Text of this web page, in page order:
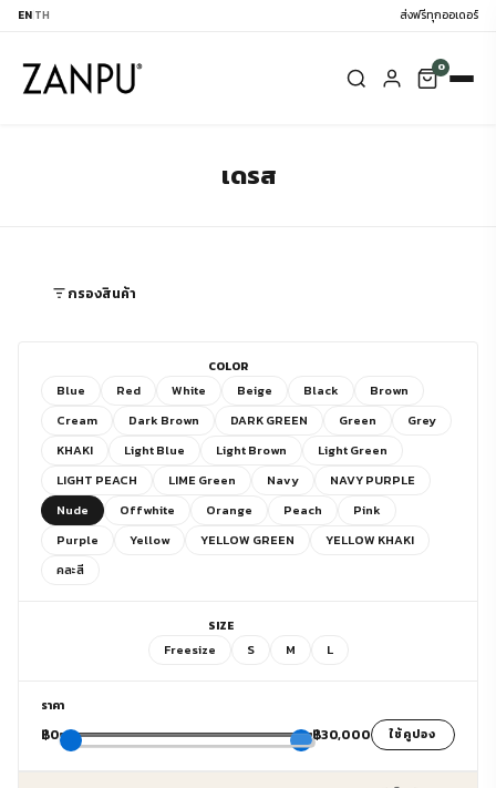
EN TH ส่งฟรีทุกออเดอร์
0
เดรส
กรองสินค้า
COLOR
Blue Red White Beige Black
Brown
Cream
Dark Brown DARK GREEN Green
Grey
KHAKI
Light Blue Light Brown
Light Green
LIGHT PEACH
LIME Green Navy
NAVY PURPLE
Nude
Offwhite Orange Peach
Pink
Purple
Yellow YELLOW GREEN
YELLOW KHAKI
คละสี
SIZE
Freesize S M L
ราคา
฿0 ฿30,000 ใช้คูปอง